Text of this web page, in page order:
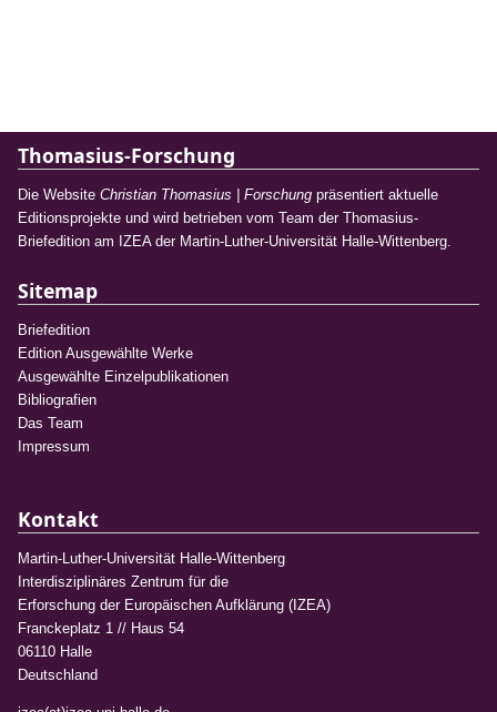
Thomasius-Forschung
Die Website Christian Thomasius | Forschung präsentiert aktuelle
Editionsprojekte und wird betrieben vom Team der Thomasius-
Briefedition am IZEA der Martin-Luther-Universität Halle-Wittenberg.
Sitemap
Briefedition
Edition Ausgewählte Werke
Ausgewählte Einzelpublikationen
Bibliografien
Das Team
Impressum
Kontakt
Martin-Luther-Universität Halle-Wittenberg
Interdisziplinäres Zentrum für die
Erforschung der Europäischen Aufklärung (IZEA)
Franckeplatz 1 // Haus 54
06110 Halle
Deutschland